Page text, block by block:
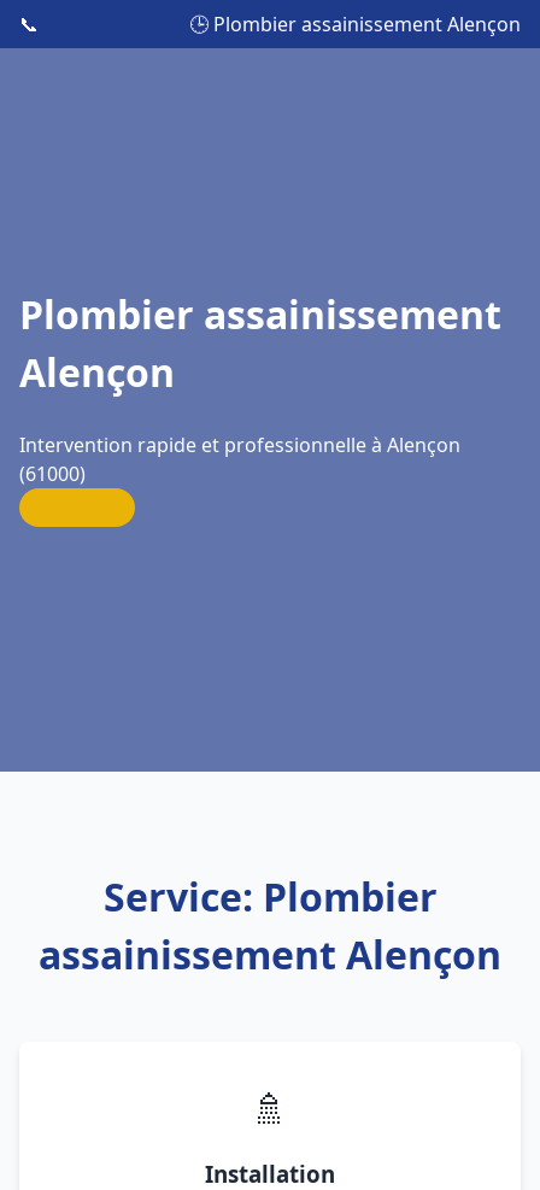
📞 🕒 Plombier assainissement Alençon
Plombier assainissement
Alençon
Intervention rapide et professionnelle à Alençon
(61000)
Service: Plombier
assainissement Alençon
🚿
Installation